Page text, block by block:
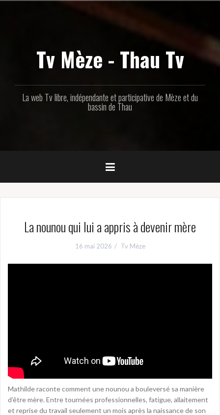
Tv Mèze - Thau Tv
La web Tv libre, indépendante et participative de Mèze et du
bassin de Thau
La nounou qui lui a appris à devenir mère
16 mai 2026 Tv Mèze
Mathilde raconte comment une nounou a bouleversé sa manière
d’être mère. Entre tournées professionnelles, fatigue, allaitement
et reprise du travail seulement un mois après la naissance de son